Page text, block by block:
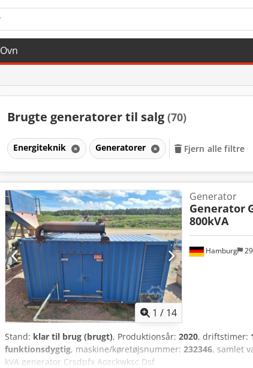
Ovn
Brugte generatorer til salg (70)
Energiteknik Generatorer Fjern alle filtre
1 / 14
Hamburg
Generator
Generator
800kVA
Stand: klar til brug (brugt), Produktionsår: 2020, driftstimer:
funktionsdygtig, maskine/køretøjsnummer: 232346, samlet
kVA generator Crsdpfx Aozckwksc Dsf